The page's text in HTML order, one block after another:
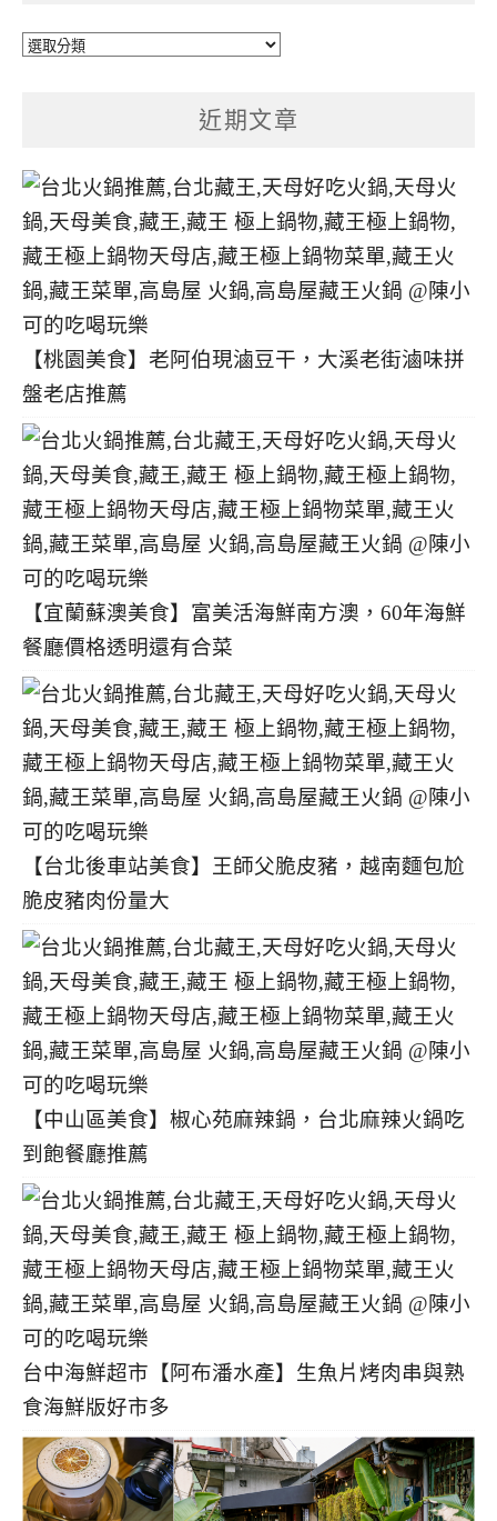
文
近期文章
【桃園美食】老阿伯現滷豆干，大溪老街滷味拼
盤老店推薦
【宜蘭蘇澳美食】富美活海鮮南方澳，60年海鮮
餐廳價格透明還有合菜
【台北後車站美食】王師父脆皮豬，越南麵包尬
脆皮豬肉份量大
【中山區美食】椒心苑麻辣鍋，台北麻辣火鍋吃
到飽餐廳推薦
台中海鮮超市【阿布潘水產】生魚片烤肉串與熟
食海鮮版好市多